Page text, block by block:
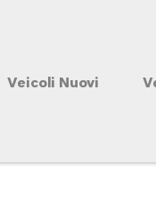
Veicoli Nuovi